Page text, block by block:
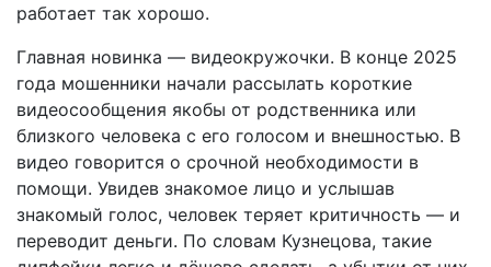
работает так хорошо.
Главная новинка — видеокружочки. В конце 2025
года мошенники начали рассылать короткие
видеосообщения якобы от родственника или
близкого человека с его голосом и внешностью. В
видео говорится о срочной необходимости в
помощи. Увидев знакомое лицо и услышав
знакомый голос, человек теряет критичность — и
переводит деньги. По словам Кузнецова, такие